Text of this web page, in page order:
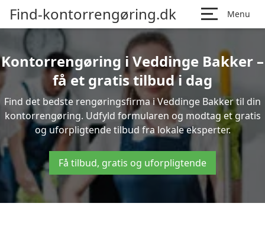
Find-kontorrengøring.dk Menu
Kontorrengøring i Veddinge Bakker –
få et gratis tilbud i dag
Find det bedste rengøringsfirma i Veddinge Bakker til din
kontorrengøring. Udfyld formularen og modtag et gratis
og uforpligtende tilbud fra lokale eksperter.
Få tilbud, gratis og uforpligtende